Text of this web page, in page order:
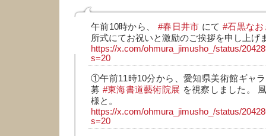
午前10時から、 #春日井市 にて#石黒なお
所式にてお祝いと激励のご挨拶を申し上げ
https://x.com/ohmura_jimusho_/status/
s=20
①午前11時10分から、愛知県美術館ギャ
募 #東海書道藝術院展 を視察しました。
様と。
https://x.com/ohmura_jimusho_/status/
s=20